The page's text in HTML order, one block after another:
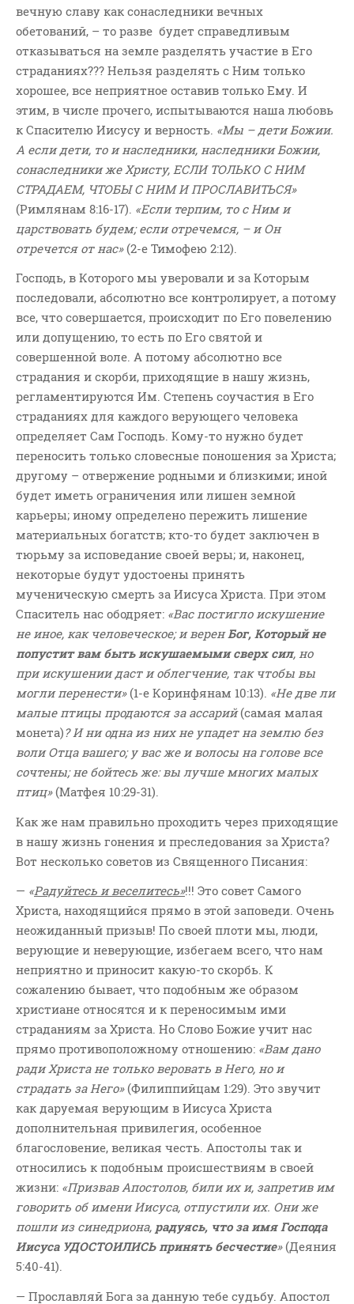
вечную славу как сонаследники вечных
обетований, – то разве будет справедливым
отказываться на земле разделять участие в Его
страданиях??? Нельзя разделять с Ним только
хорошее, все неприятное оставив только Ему. И
этим, в числе прочего, испытываются наша любовь
к Спасителю Иисусу и верность. «Мы – дети Божии.
А если дети, то и наследники, наследники Божии,
сонаследники же Христу, ЕСЛИ ТОЛЬКО С НИМ
СТРАДАЕМ, ЧТОБЫ С НИМ И ПРОСЛАВИТЬСЯ»
(Римлянам 8:16-17). «Если терпим, то с Ним и
царствовать будем; если отречемся, – и Он
отречется от нас»(2-е Тимофею 2:12).
Господь, в Которого мы уверовали и за Которым
последовали, абсолютно все контролирует, а потому
все, что совершается, происходит по Его повелению
или допущению, то есть по Его святой и
совершенной воле. А потому абсолютно все
страдания и скорби, приходящие в нашу жизнь,
регламентируются Им. Степень соучастия в Его
страданиях для каждого верующего человека
определяет Сам Господь. Кому-то нужно будет
переносить только словесные поношения за Христа;
другому – отвержение родными и близкими; иной
будет иметь ограничения или лишен земной
карьеры; иному определено пережить лишение
материальных богатств; кто-то будет заключен в
тюрьму за исповедание своей веры; и, наконец,
некоторые будут удостоены принять
мученическую смерть за Иисуса Христа. При этом
Спаситель нас ободряет: «Вас постигло искушение
не иное, как человеческое; и веренБог, Который не
попустит вам быть искушаемыми сверх сил, но
при искушении даст и облегчение, так чтобы вы
могли перенести»(1-е Коринфянам 10:13). «Не две ли
малые птицы продаются за ассарий(самая малая
монета)? И ни одна из них не упадет на землю без
воли Отца вашего; у вас же и волосы на голове все
сочтены; не бойтесь же: вы лучше многих малых
птиц»(Матфея 10:29-31).
Как же нам правильно проходить через приходящие
в нашу жизнь гонения и преследования за Христа?
Вот несколько советов из Священного Писания:
— «Радуйтесь и веселитесь»!!! Это совет Самого
Христа, находящийся прямо в этой заповеди. Очень
неожиданный призыв! По своей плоти мы, люди,
верующие и неверующие, избегаем всего, что нам
неприятно и приносит какую-то скорбь. К
сожалению бывает, что подобным же образом
христиане относятся и к переносимым ими
страданиям за Христа. Но Слово Божие учит нас
прямо противоположному отношению: «Вам дано
ради Христа не только веровать в Него, но и
страдать за Него»(Филиппийцам 1:29). Это звучит
как даруемая верующим в Иисуса Христа
дополнительная привилегия, особенное
благословение, великая честь. Апостолы так и
относились к подобным происшествиям в своей
жизни: «Призвав Апостолов, били их и, запретив им
говорить об имени Иисуса, отпустили их. Они же
пошли из синедриона, радуясь, что за имя Господа
Иисуса УДОСТОИЛИСЬ принять бесчестие»(Деяния
5:40-41).
— Прославляй Бога за данную тебе судьбу. Апостол